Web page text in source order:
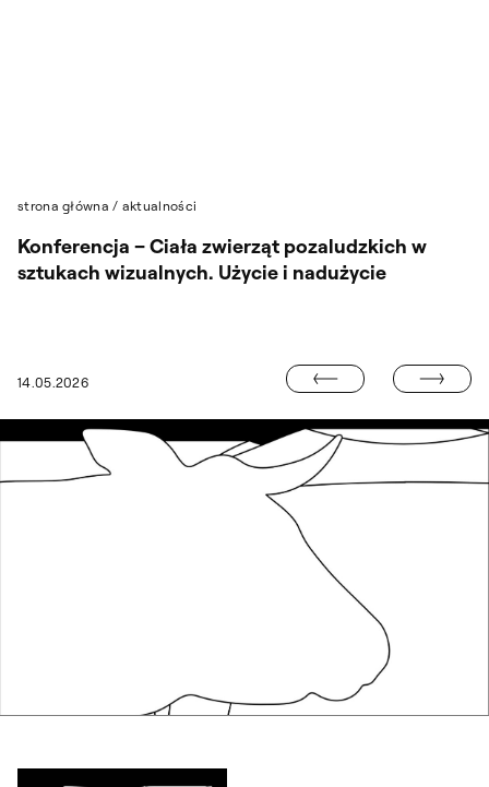
strona główna / aktualności
14.05.2026
Konferencja – Ciała zwierząt pozaludzkich w
sztukach wizualnych. Użycie i nadużycie
6. KONKURS IM. W. FANGORA ROZSTRZYGNIĘTY
PAULINA